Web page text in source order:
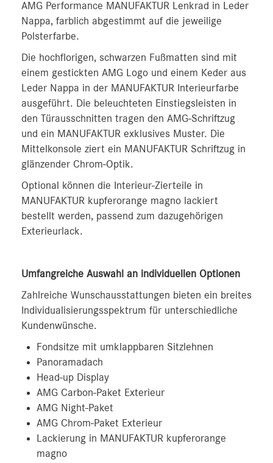
AMG Performance MANUFAKTUR Lenkrad in Leder
Nappa, farblich abgestimmt auf die jeweilige
Polsterfarbe.
Die hochflorigen, schwarzen Fußmatten sind mit
einem gestickten AMG Logo und einem Keder aus
Leder Nappa in der MANUFAKTUR Interieurfarbe
ausgeführt. Die beleuchteten Einstiegsleisten in
den Türausschnitten tragen den AMG-Schriftzug
und ein MANUFAKTUR exklusives Muster. Die
Mittelkonsole ziert ein MANUFAKTUR Schriftzug in
glänzender Chrom-Optik.
Optional können die Interieur-Zierteile in
MANUFAKTUR kupferorange magno lackiert
bestellt werden, passend zum dazugehörigen
Exterieurlack.
Umfangreiche Auswahl an individuellen Optionen
Zahlreiche Wunschausstattungen bieten ein breites
Individualisierungsspektrum für unterschiedliche
Kundenwünsche.
Fondsitze mit umklappbaren Sitzlehnen
Panoramadach
Head-up Display
AMG Carbon-Paket Exterieur
AMG Night-Paket
AMG Chrom-Paket Exterieur
Lackierung in MANUFAKTUR kupferorange
magno